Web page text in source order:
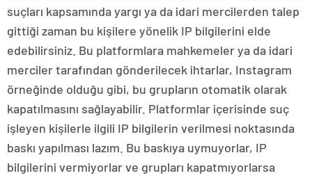
suçları kapsamında yargı ya da idari mercilerden talep
gittiği zaman bu kişilere yönelik IP bilgilerini elde
edebilirsiniz. Bu platformlara mahkemeler ya da idari
merciler tarafından gönderilecek ihtarlar, Instagram
örneğinde olduğu gibi, bu grupların otomatik olarak
kapatılmasını sağlayabilir. Platformlar içerisinde suç
işleyen kişilerle ilgili IP bilgilerin verilmesi noktasında
baskı yapılması lazım. Bu baskıya uymuyorlar, IP
bilgilerini vermiyorlar ve grupları kapatmıyorlarsa